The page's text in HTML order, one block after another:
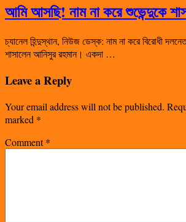
আমি আসছি! নাম না করে শুভেন্দুকে
চ্যানেল হিন্দুস্থান, নিউজ ডেস্ক: নাম না করে বিরোধী
শাসালেন আনিসুর রহমান। একদা …
Leave a Reply
Your email address will not be published.
marked *
Comment*